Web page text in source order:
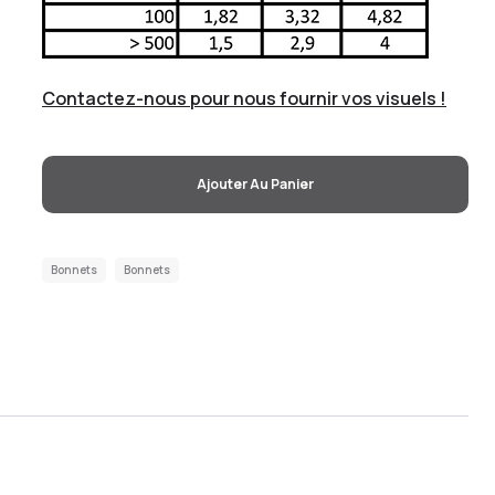
Contactez-nous pour nous fournir vos visuels !
Ajouter Au Panier
Bonnets Bonnets